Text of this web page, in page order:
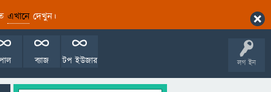
এখানেদেখুন।
লগ ইন
টপ ইউজার
ব্যাজ